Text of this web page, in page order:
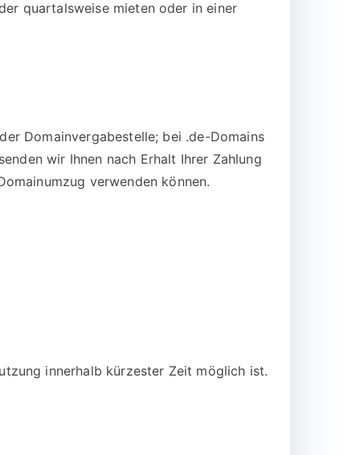
quartalsweise mieten oder in einer
Domainvergabestelle; bei .de-Domains
wir Ihnen nach Erhalt Ihrer Zahlung
verwenden können.
innerhalb kürzester Zeit möglich ist.